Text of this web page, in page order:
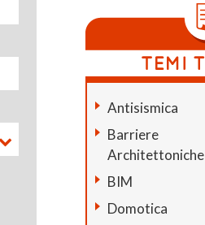
Antisismica
Barriere
Architettoniche
BIM
Domotica